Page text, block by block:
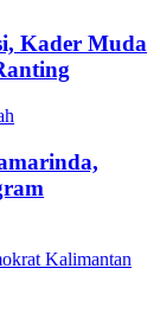
Kader Muda